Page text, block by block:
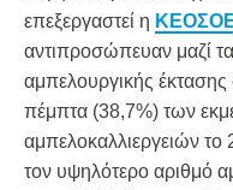
επεξεργαστεί η
αντιπροσώπευαν μαζί
αμπελουργικής
πέμπτα (38,7%) των
αμπελοκαλλιεργειών
τον υψηλότερο αριθμό